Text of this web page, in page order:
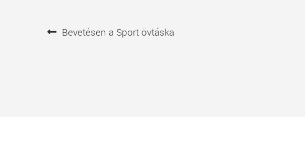
Bejegyzés
Előző
Bevetésen a Sport övtáska